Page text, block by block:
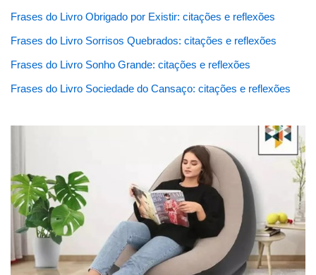
Frases do Livro Obrigado por Existir: citações e reflexões
Frases do Livro Sorrisos Quebrados: citações e reflexões
Frases do Livro Sonho Grande: citações e reflexões
Frases do Livro Sociedade do Cansaço: citações e reflexões